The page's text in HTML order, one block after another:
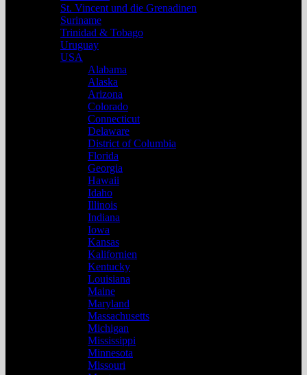
St. Vincent und die Grenadinen
Suriname
Trinidad & Tobago
Uruguay
USA
Alabama
Alaska
Arizona
Colorado
Connecticut
Delaware
District of Columbia
Florida
Georgia
Hawaii
Idaho
Illinois
Indiana
Iowa
Kansas
Kalifornien
Kentucky
Louisiana
Maine
Maryland
Massachusetts
Michigan
Mississippi
Minnesota
Missouri